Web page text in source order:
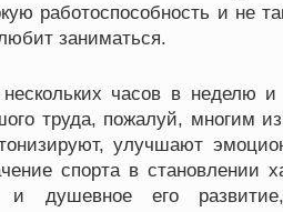
работоспособность и не
заниматься.
нескольких часов в неделю
труда, пожалуй, многим
улучшают
спорта в становлении
и душевное его